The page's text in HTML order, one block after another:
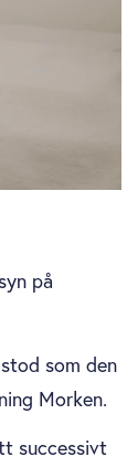
på
som den
Morken.
successivt